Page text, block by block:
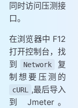
同时访问压测接
口。
在浏览器中 F12
打开控制台，找
到
Network
复
制想要压测的
cURL
,最后导入
到 Jmeter。